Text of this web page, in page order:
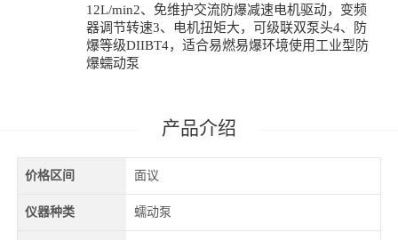
12L/min2、免维护交流防爆减速电机驱动，变频
器调节转速3、电机扭矩大，可级联双泵头4、防
爆等级DIIBT4，适合易燃易爆环境使用工业型防
爆蠕动泵
价格区间 面议
仪器种类 蠕动泵